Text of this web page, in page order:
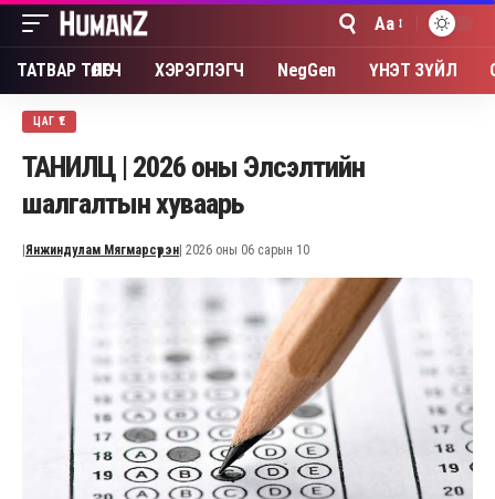
Font
Resizer
Aa
ТАТВАР ТӨЛӨГЧ ХЭРЭГЛЭГЧ NegGen ҮНЭТ ЗҮЙЛ
ЦАГ ҮЕ
ТАНИЛЦ | 2026 оны Элсэлтийн
шалгалтын хуваарь
Янжиндулам Мягмарсүрэн | 2026 оны 06 сарын 10